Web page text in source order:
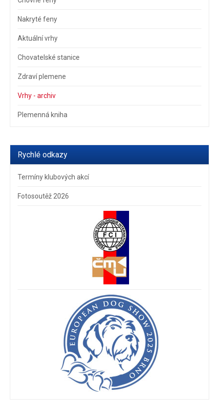
Nakryté feny
Aktuální vrhy
Chovatelské stanice
Zdraví plemene
Vrhy - archiv
Plemenná kniha
Rychlé odkazy
Termíny klubových akcí
Fotosoutěž 2026